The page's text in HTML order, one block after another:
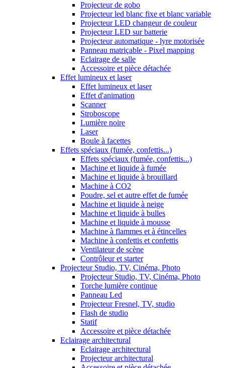
Projecteur de gobo
Projecteur led blanc fixe et blanc variable
Projecteur LED changeur de couleur
Projecteur LED sur batterie
Projecteur automatique - lyre motorisée
Panneau matriçable - Pixel mapping
Eclairage de salle
Accessoire et pièce détachée
Effet lumineux et laser
Effet lumineux et laser
Effet d'animation
Scanner
Stroboscope
Lumière noire
Laser
Boule à facettes
Effets spéciaux (fumée, confettis...)
Effets spéciaux (fumée, confettis...)
Machine et liquide à fumée
Machine et liquide à brouillard
Machine à CO2
Poudre, sel et autre effet de fumée
Machine et liquide à neige
Machine et liquide à bulles
Machine et liquide à mousse
Machine à flammes et à étincelles
Machine à confettis et confettis
Ventilateur de scène
Contrôleur et starter
Projecteur Studio, TV, Cinéma, Photo
Projecteur Studio, TV, Cinéma, Photo
Torche lumière continue
Panneau Led
Projecteur Fresnel, TV, studio
Flash de studio
Statif
Accessoire et pièce détachée
Eclairage architectural
Eclairage architectural
Projecteur architectural